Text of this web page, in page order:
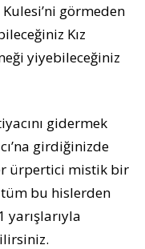
görmeden
Kız
yiyebileceğiniz
gidermek
girdiğinizde
ürpertici mistik bir
tüm bu hislerden
yarışlarıyla